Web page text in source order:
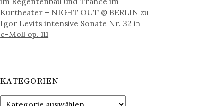
Kurtheater – NIGHT OUT @ BERLIN zu
Igor Levits intensive Sonate Nr. 32 in
c-Moll op. 111
KATEGORIEN
Kategorien